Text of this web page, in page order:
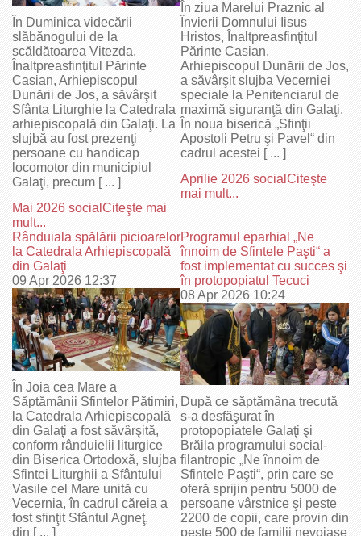
În Duminica videcării
slăbănogului de la
scăldătoarea Vitezda,
Înaltpreasfinţitul Părinte
Casian, Arhiepiscopul
Dunării de Jos, a săvârşit
Sfânta Liturghie la Catedrala
arhiepiscopală din Galaţi. La
slujbă au fost prezenţi
persoane cu handicap
locomotor din municipiul
Galaţi, precum [ ... ]
Mai 2026 social Citeşte mai
mult...
În ziua Marelui Praznic al
Învierii Domnului Iisus
Hristos, Înaltpreasfinţitul
Părinte Casian,
Arhiepiscopul Dunării de Jos,
a săvârşit slujba Vecerniei
speciale la Penitenciarul de
maximă siguranţă din Galaţi.
În noua biserică „Sfinţii
Apostoli Petru şi Pavel“ din
cadrul acestei [ ... ]
Aprilie 2026 social Citeşte
mai mult...
Rânduiala spălării picioarelor
la Catedrala Arhiepiscopală
din Galaţi
09 Apr 2026 12:37
În Joia cea Mare a
Săptămânii Sfintelor Pătimiri,
la Catedrala Arhiepiscopală
din Galaţi a fost săvârşită,
conform rânduielii liturgice
din Biserica Ortodoxă, slujba
Sfintei Liturghii a Sfântului
Vasile cel Mare unită cu
Vecernia, în cadrul căreia a
fost sfinţit Sfântul Agneţ,
din [ ... ]
Programul eparhial „Ne
înnoim de Sfintele Paşti“ a
fost implementat cu succes şi
în protopopiatul Tecuci
08 Apr 2026 10:24
După ce săptămâna trecută
s-a desfăşurat în
protopopiatele Galaţi şi
Brăila programului social-
filantropic „Ne înnoim de
Sfintele Paşti“, prin care se
oferă sprijin pentru 5000 de
persoane vârstnice şi peste
2200 de copii, care provin din
peste 500 de familii nevoiaşe